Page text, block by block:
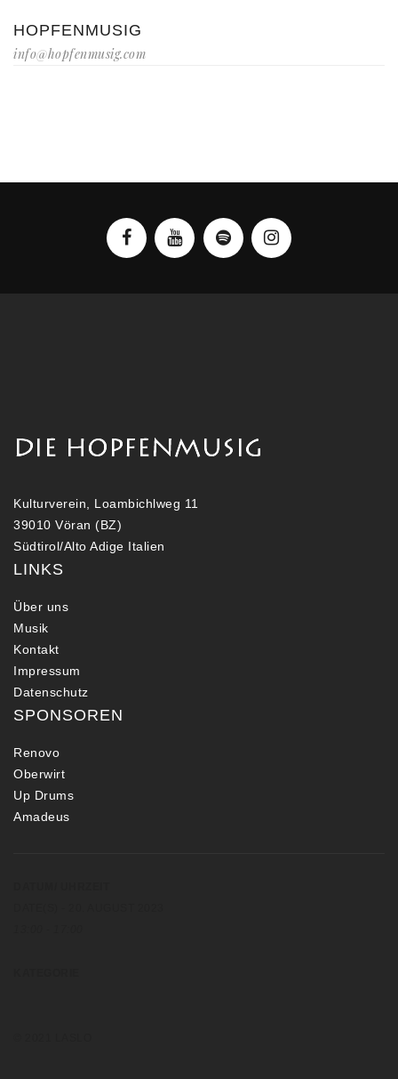
HOPFENMUSIG
info@hopfenmusig.com
Kulturverein, Loambichlweg 11
39010 Vöran (BZ)
Südtirol/Alto Adige Italien
LINKS
Über uns
Musik
Kontakt
Impressum
Datenschutz
SPONSOREN
Renovo
Oberwirt
Up Drums
Amadeus